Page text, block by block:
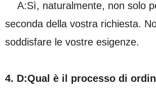
A:Sì, naturalmente, non solo
seconda della vostra richiesta.
soddisfare le vostre esigenze.
4. D:Qual è il processo di